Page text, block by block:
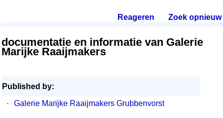
Reageren Zoek opnieuw.
documentatie en informatie van Galerie
Marijke Raaijmakers
Published by:
·
Galerie Marijke Raaijmakers Grubbenvorst